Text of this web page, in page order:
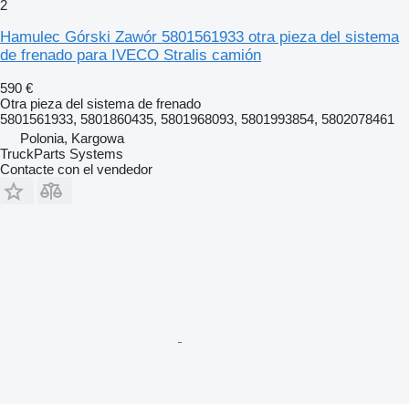
2
Hamulec Górski Zawór 5801561933 otra pieza del sistema
de frenado para IVECO Stralis camión
590 €
Otra pieza del sistema de frenado
5801561933, 5801860435, 5801968093, 5801993854, 5802078461
Polonia, Kargowa
TruckParts Systems
Contacte con el vendedor